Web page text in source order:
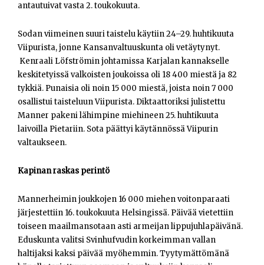
antautuivat vasta 2. toukokuuta.
Sodan viimeinen suuri taistelu käytiin 24–29. huhtikuuta
Viipurista, jonne Kansanvaltuuskunta oli vetäytynyt.
Kenraali Löfströmin johtamissa Karjalan kannakselle
keskitetyissä valkoisten joukoissa oli 18 400 miestä ja 82
tykkiä. Punaisia oli noin 15 000 miestä, joista noin 7 000
osallistui taisteluun Viipurista. Diktaattoriksi julistettu
Manner pakeni lähimpine miehineen 25. huhtikuuta
laivoilla Pietariin. Sota päättyi käytännössä Viipurin
valtaukseen.
Kapinan raskas perintö
Mannerheimin joukkojen 16 000 miehen voitonparaati
järjestettiin 16. toukokuuta Helsingissä. Päivää vietettiin
toiseen maailmansotaan asti armeijan lippujuhlapäivänä.
Eduskunta valitsi Svinhufvudin korkeimman vallan
haltijaksi kaksi päivää myöhemmin. Tyytymättömänä